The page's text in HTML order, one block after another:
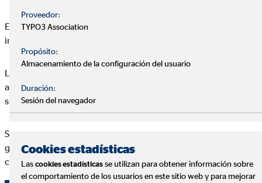
El porcentaje de ahorro varía según factores como el nivel de
ingresos, la edad y la ubicación geográfica.
Los datos también muestran que el ahorro de los hogares ha
aumentado desde 2022, año en el que el ahorro medio en el
segundo trimestre fue del 15,9%.
Según varias opiniones, parece que con la incertidumbre
generada tras los años de pandemia, guerras e inflación, los
ciudadanos han potenciado sus hábitos de ahorro.
Proveedor:
TYPO3 Association
Propósito:
Almacenamiento de la configuración del usuario
Duración:
Sesión del navegador
Cookies estadísticas
Las cookies estadísticas se utilizan para obtener información sobre
el comportamiento de los usuarios en este sitio web y para mejorar